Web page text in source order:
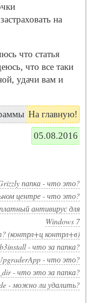
на
что статья
что все таки
удачи вам и
На главную!
05.08.2016
папка - что это?
центре - что это?
антивирус для
Windows 7
(контрл+ц контрл+в)
- что за папка?
- что это?
- что это за папка?
- можно ли удалить?